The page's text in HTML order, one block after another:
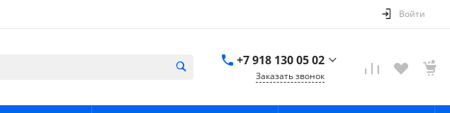
Войти
+7 918 130 05 02
Заказать звонок